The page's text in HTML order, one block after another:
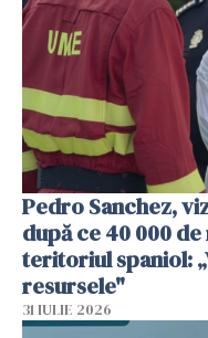
Pedro Sanchez,
după ce 40 000
teritoriul spaniol:
resursele"
31 IULIE 2026